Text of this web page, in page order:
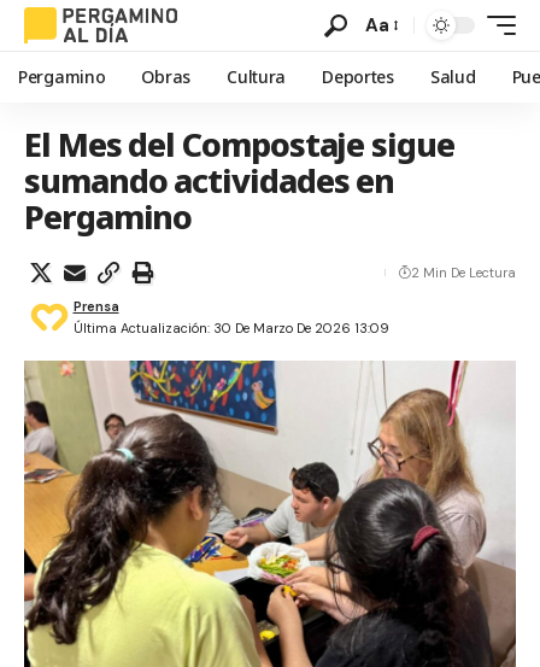
Aa
Pergamino Obras Cultura Deportes Salud
El Mes del Compostaje sigue
sumando actividades en
Pergamino
Última Actualización: 30 De Marzo De 2026 13:09
Prensa
2 Min De Lectura